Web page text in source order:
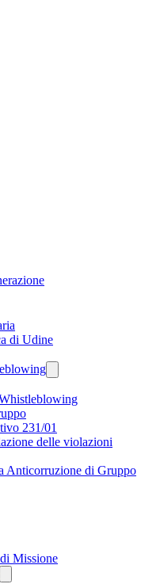
di Udine
231/01
delle violazioni
Anticorruzione di Gruppo
Missione